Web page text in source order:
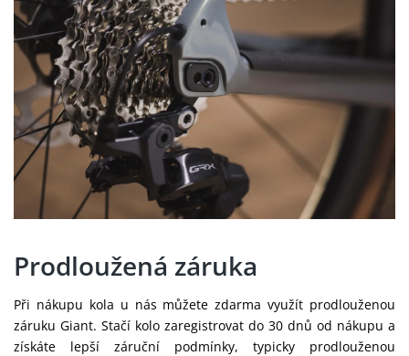
Prodloužená záruka
Při nákupu kola u nás můžete zdarma využít prodlouženou
záruku Giant. Stačí kolo zaregistrovat do 30 dnů od nákupu a
získáte lepší záruční podmínky, typicky prodlouženou